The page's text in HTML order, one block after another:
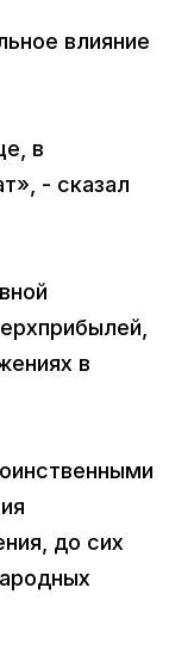
влияние
в
- сказал
в
до сих